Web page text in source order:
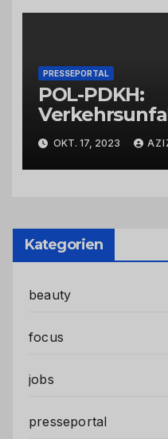
PRESSEPORTAL
POL-PDKH:
OKT. 17, 2023
Kategorien
beauty
focus
jobs
presseportal